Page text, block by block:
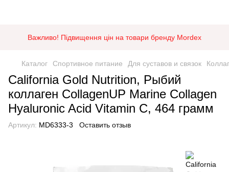
Важливо! Підвищення цін на товари бренду Mordex
Каталог Спортивное питание Для суставов и связок
California Gold Nutrition, Рыбий
коллаген CollagenUP Marine Collagen
Hyaluronic Acid Vitamin C, 464 грамм
Артикул: MD6333-3 Оставить отзыв